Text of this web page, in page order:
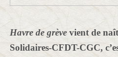
Havre de grève vient de
Solidaires-CFDT-CGC, c